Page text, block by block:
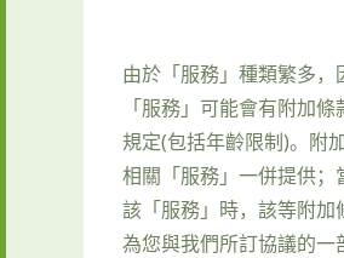
由於「服務」種類繁多，
「服務」可能會有附加條
規定(包括年齡限制)。附
相關「服務」一併提供；
該「服務」時，該等附加
為您與我們所訂協議的一